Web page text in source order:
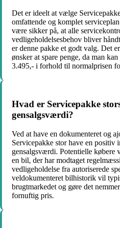
Det er ideelt at vælge
omfattende og komplet
være sikker på, at alle
vedligeholdelsesbehov bliver
er denne pakke et godt valg. Det
ønsker at spare penge, da man
3.495,- i forhold til normalprisen
Hvad er Servicepakke
gensalgsværdi?
Ved at have en dokumenteret og
Servicepakke stor have en positiv
gensalgsværdi. Potentielle købere
en bil, der har modtaget
vedligeholdelse fra autoriserede
veldokumenteret bilhistorik vil
brugtmarkedet og gøre det
fornuftig pris.